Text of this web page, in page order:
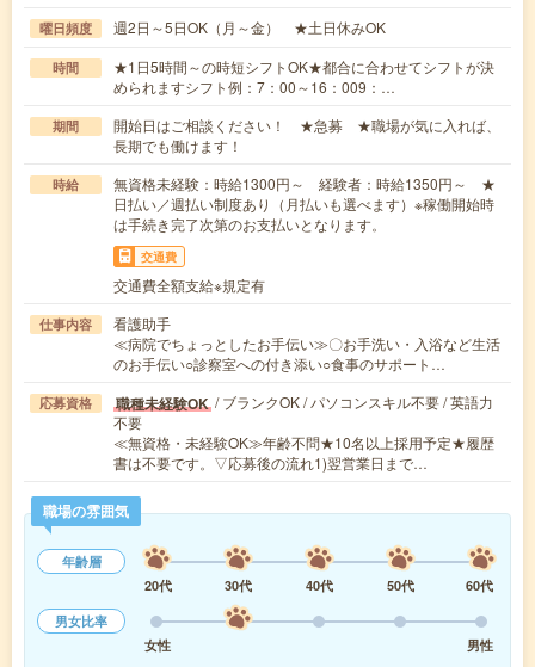
曜日頻度 週2日～5日OK（月～金） ★土日休みOK
時間
★1日5時間～の時短シフトOK★都合に合わせてシフトが決
められますシフト例：7：00～16：009：…
期間
開始日はご相談ください！ ★急募 ★職場が気に入れば、
長期でも働けます！
時給
無資格未経験：時給1300円～ 経験者：時給1350円～ ★
日払い／週払い制度あり（月払いも選べます）※稼働開始時
は手続き完了次第のお支払いとなります。
交通費
交通費全額支給※規定有
仕事内容
看護助手
≪病院でちょっとしたお手伝い≫〇お手洗い・入浴など生活
のお手伝い○診察室への付き添い○食事のサポート…
応募資格 職種未経験OK / ブランクOK / パソコンスキル不要 / 英語力
不要
≪無資格・未経験OK≫年齢不問★10名以上採用予定★履歴
書は不要です。▽応募後の流れ1)翌営業日まで…
職場の雰囲気
年齢層
20代
30代 40代 50代
60代
男女比率
女性
男性